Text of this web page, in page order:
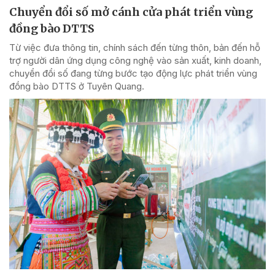
Chuyển đổi số mở cánh cửa phát triển vùng
đồng bào DTTS
Từ việc đưa thông tin, chính sách đến từng thôn, bản đến hỗ
trợ người dân ứng dụng công nghệ vào sản xuất, kinh doanh,
chuyển đổi số đang từng bước tạo động lực phát triển vùng
đồng bào DTTS ở Tuyên Quang.